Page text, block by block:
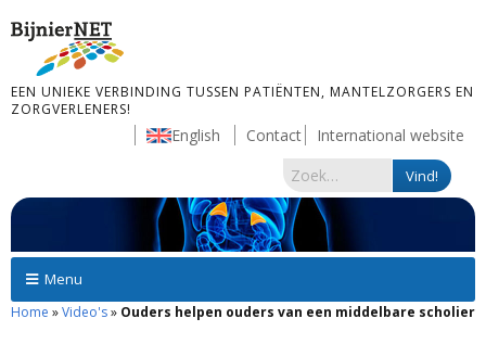
EEN UNIEKE VERBINDING TUSSEN PATIËNTEN, MANTELZORGERS EN
ZORGVERLENERS!
English Contact International website
Menu
Home »Video's» Ouders helpen ouders van een middelbare scholier